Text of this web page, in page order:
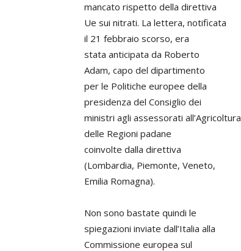
mancato rispetto della direttiva
Ue sui nitrati. La lettera, notificata
il 21 febbraio scorso, era
stata anticipata da Roberto
Adam, capo del dipartimento
per le Politiche europee della
presidenza del Consiglio dei
ministri agli assessorati all’Agricoltura
delle Regioni padane
coinvolte dalla direttiva
(Lombardia, Piemonte, Veneto,
Emilia Romagna).
Non sono bastate quindi le
spiegazioni inviate dall’Italia alla
Commissione europea sul